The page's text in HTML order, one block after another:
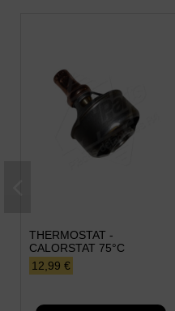
THERMOSTAT -
CALORSTAT 75°C
12,99 €